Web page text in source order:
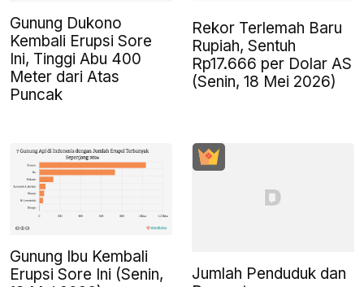
Gunung Dukono
Kembali Erupsi Sore
Ini, Tinggi Abu 400
Meter dari Atas
Puncak
Rekor Terlemah Baru
Rupiah, Sentuh
Rp17.666 per Dolar AS
(Senin, 18 Mei 2026)
Gunung Ibu Kembali
Erupsi Sore Ini (Senin,
Jumlah Penduduk dan